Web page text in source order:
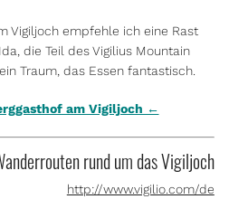
Vigiljoch empfehle ich eine Rast
die Teil des Vigilius Mountain
Traum, das Essen fantastisch.
am Vigiljoch ←
rund um das Vigiljoch
http://www.vigilio.com/de